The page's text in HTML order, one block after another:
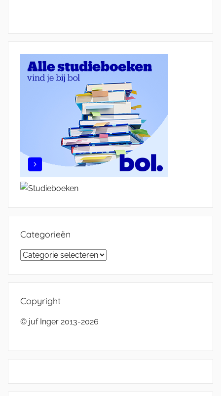
Categorieën
Categorieën
Copyright
© juf Inger 2013-2026